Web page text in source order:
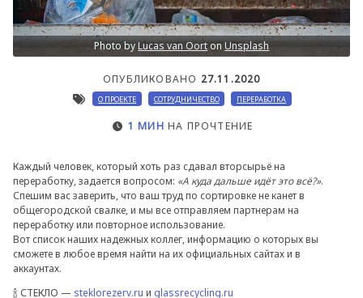
Photo byLucas van OortonUnsplash
ОПУБЛИКОВАНО 27.11.2020
О ПРОЕКТЕ СОТРУДНИЧЕСТВО ПЕРЕРАБОТКА
1 МИН НА ПРОЧТЕНИЕ
Каждый человек, который хоть раз сдавал вторсырьё на
переработку, задается вопросом: «А куда дальше идёт это всё?».
Спешим вас заверить, что ваш труд по сортировке не канет в
общегородской свалке, и мы все отправляем партнерам на
переработку или повторное использование.
Вот список наших надежных коллег, информацию о которых вы
сможете в любое время найти на их официальных сайтах и в
аккаунтах.
🍾 СТЕКЛО — steklorezerv.ru и glassrecycling.ru